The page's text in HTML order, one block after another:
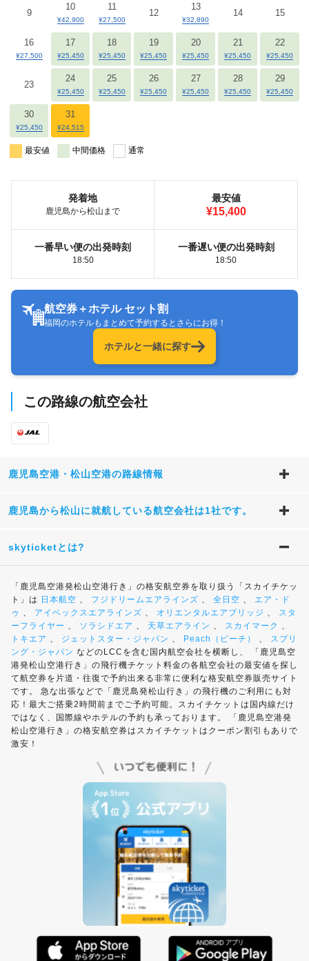
9
10
¥42,900
11
¥27,500
12
13
¥32,890
14 15
16
¥27,500
17
¥25,450
18
¥25,450
19
¥25,450
20
¥25,450
21
¥25,450
22
¥25,450
23
24
¥25,450
25
¥25,450
26
¥25,450
27
¥25,450
28
¥25,450
29
¥25,450
30
¥25,450
31
¥24,515
最安値 中間価格 通常
発着地
鹿児島から松山まで
最安値
¥15,400
一番早い便の出発時刻
18:50
一番遅い便の出発時刻
18:50
航空券＋ホテル セット割
福岡のホテルもまとめて予約するとさらにお得！
ホテルと一緒に探す
この路線の航空会社
鹿児島空港・松山空港の路線情報
鹿児島から松山に就航している航空会社は1社です。
skyticketとは?
「鹿児島空港発松山空港行き」の格安航空券を取り扱う「スカイチケッ
ト」は 日本航空 、 フジドリームエアラインズ 、 全日空 、 エア・ド
ゥ 、 アイベックスエアラインズ 、 オリエンタルエアブリッジ 、 スタ
ーフライヤー 、 ソラシドエア 、 天草エアライン 、 スカイマーク 、
トキエア 、 ジェットスター・ジャパン 、 Peach（ピーチ） 、 スプリ
ング・ジャパン などのLCCを含む国内航空会社を横断し、 「鹿児島空
港発松山空港行き」の飛行機チケット料金の各航空会社の最安値を探し
て航空券を片道・往復で予約出来る非常に便利な格安航空券販売サイト
です。 急な出張などで「鹿児島発松山行き」の飛行機のご利用にも対
応！最大ご搭乗2時間前までご予約可能。スカイチケットは国内線だけ
ではなく、国際線やホテルの予約も承っております。 「鹿児島空港発
松山空港行き」の格安航空券はスカイチケットはクーポン割引もありで
激安！